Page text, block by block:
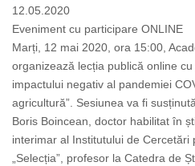
12.05.2020
Eveniment cu participare ONLINE
Marți, 12 mai 2020, ora 15:00,
organizează lecția publică online
impactului negativ al pandemiei
agricultură”. Sesiunea va fi
Boris Boincean, doctor habilitat în
interimar al Institutului de Cercetări
„Selecția”, profesor la Catedra de